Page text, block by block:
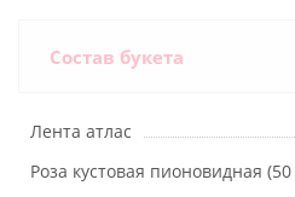
Состав букета
Лента атлас
Роза кустовая пионовидная